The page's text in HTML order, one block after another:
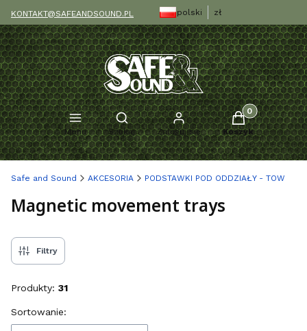
KONTAKT@SAFEANDSOUND.PL polski zł
Menu
Otwórz wyszukiwarkę
Szukaj Zaloguj się
Produkty w
Koszyk
Safe and Sound AKCESORIA PODSTAWKI POD ODDZIAŁY - TOW
Magnetic movement trays
Filtry
Produkty: 31
Lista produktów
Sortowanie: